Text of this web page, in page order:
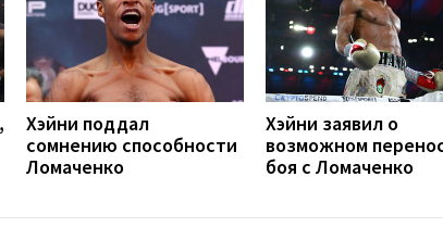
Хэйни поддал
сомнению способности
Ломаченко
Хэйни заявил о
возможном
боя с Ломаченко